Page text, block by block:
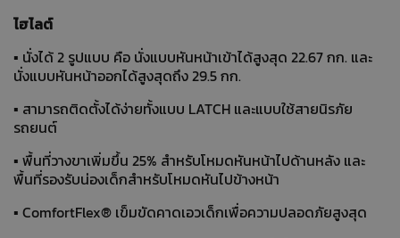
ไฮไลต์
▪ นั่งได้ 2 รูปแบบ คือ นั่งแบบหันหน้าเข้าได้สูงสุด 22.67 กก. และ
นั่งแบบหันหน้าออกได้สูงสุดถึง 29.5 กก.
▪ สามารถติดตั้งได้ง่ายทั้งแบบ LATCH และแบบใช้สายนิรภัย
รถยนต์
▪ พื้นที่วางขาเพิ่มขึ้น 25% สำหรับโหมดหันหน้าไปด้านหลัง และ
พื้นที่รองรับน่องเด็กสำหรับโหมดหันไปข้างหน้า
▪ ComfortFlex® เข็มขัดคาดเอวเด็กเพื่อความปลอดภัยสูงสุด